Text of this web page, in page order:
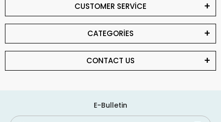
CUSTOMER SERVİCE
CATEGORİES
CONTACT US
E-Bulletin